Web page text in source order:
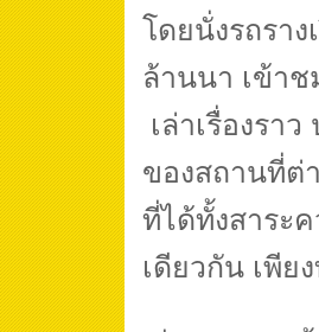
โดยนั่งรถรา
ล้านนา เข้าช
เล่าเรื่องรา
ของสถานที่ต่
ที่ได้ทั้งสาระ
เดียวกัน เพีย